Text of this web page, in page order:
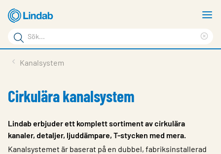
Hoppa
till
huvudinnehållet
Sökord
Sök
på
Service & Support
Om Lindab
Kanalsystem
Cirkulära kanalsystem
Lindab erbjuder ett komplett sortiment av cirkulära
kanaler, detaljer, ljuddämpare, T-stycken med mera.
Kanalsystemet är baserat på en dubbel, fabriksinstallerad